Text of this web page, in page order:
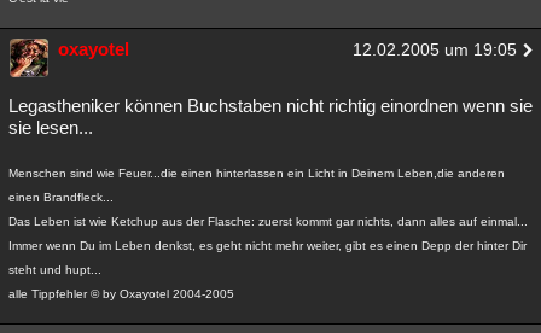
Philosophie Träume Orte Esoterik Literatur
Astronomie
Musik Allmystery
Besucht
Lesenswert Schlüsselwörter
oxayotel 12.02.2005 um 19:05
Legastheniker können Buchstaben nicht richtig einordnen wenn sie
sie lesen...
Menschen sind wie Feuer...die einen hinterlassen ein Licht in Deinem Leben,die anderen
einen Brandfleck...
Das Leben ist wie Ketchup aus der Flasche: zuerst kommt gar nichts, dann alles auf einmal...
Immer wenn Du im Leben denkst, es geht nicht mehr weiter, gibt es einen Depp der hinter Dir
steht und hupt...
alle Tippfehler © by Oxayotel 2004-2005